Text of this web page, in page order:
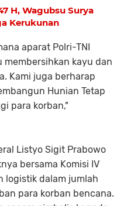
H, Wagubsu Surya
Kerukunan
aparat Polri-TNI
membersihkan kayu dan
Kami juga berharap
Hunian Tetap
para korban,"
Listyo Sigit Prabowo
bersama Komisi IV
logistik dalam jumlah
para korban bencana.